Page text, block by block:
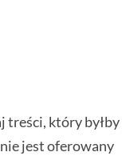
treści, który byłby
jest oferowany